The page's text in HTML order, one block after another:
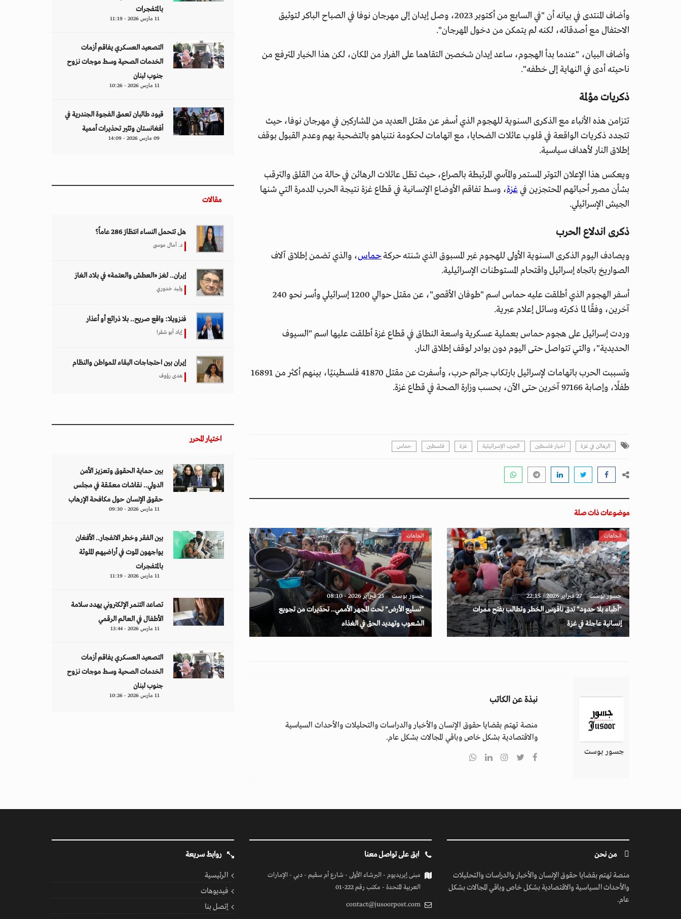
وأضاف المنتدى في بيانه أن "في السابع من أكتوبر 2023، وصل إيدان إلى مهرجان نوفا في الصباح الباكر لتوثيق
الاحتفال مع أصدقائه، لكنه لم يتمكن من دخول المهرجان".
وأضاف البيان، "عندما بدأ الهجوم، ساعد إيدان شخصين التقاهما على الفرار من المكان، لكن هذا الخيار المترفع من
ناحيته أدى في النهاية إلى خطفه".
ذكريات مؤلمة
تتزامن هذه الأنباء مع الذكرى السنوية للهجوم الذي أسفر عن مقتل العديد من المشاركين في مهرجان نوفا، حيث
تتجدد ذكريات الواقعة في قلوب عائلات الضحايا، مع اتهامات لحكومة نتنياهو بالتضحية بهم وعدم القبول بوقف
إطلاق النار لأهداف سياسية.
ويعكس هذا الإعلان التوتر المستمر والمآسي المرتبطة بالصراع، حيث تظل عائلات الرهائن في حالة من القلق والترقب
بشأن مصير أحبائهم المحتجزين فيغزة، وسط تفاقم الأوضاع الإنسانية في قطاع غزة نتيجة الحرب المدمرة التي شنها
الجيش الإسرائيلي.
ذكرى اندلاع الحرب
ويصادف اليوم الذكرى السنوية الأولى للهجوم غير المسبوق الذي شنته حركةحماس، والذي تضمن إطلاق آلاف
الصواريخ باتجاه إسرائيل واقتحام المستوطنات الإسرائيلية.
أسفر الهجوم الذي أطلقت عليه حماس اسم "طوفان الأقصى"، عن مقتل حوالي 1200 إسرائيلي وأسر نحو 240
آخرين، وفقًا لما ذكرته وسائل إعلام عبرية.
وردت إسرائيل على هجوم حماس بعملية عسكرية واسعة النطاق في قطاع غزة أطلقت عليها اسم "السيوف
الحديدية"، والتي تتواصل حتى اليوم دون بوادر لوقف إطلاق النار.
وتسببت الحرب باتهامات لإسرائيل بارتكاب جرائم حرب، وأسفرت عن مقتل 41870 فلسطينيًا، بينهم أكثر من 16891
طفلًا، وإصابة 97166 آخرين حتى الآن، بحسب وزارة الصحة في قطاع غزة.
الرهائن في غزة أخبار فلسطين الحرب الإسرائيلية غزة فلسطين حماس
موضوعات ذات صلة
اتجاهات
جسور بوست 27 فبراير 2026 - 22:15
"أطباء بلا حدود" تدق ناقوس الخطر وتطالب بفتح ممرات
إنسانية عاجلة في غزة
اتجاهات
جسور بوست 23 فبراير 2026 - 08:10
"تسليع الأرض" تحت المجهر الأممي.. تحذيرات من تجويع
الشعوب وتهديد الحق في الغذاء
جسور بوست
نبذة عن الكاتب
منصة تهتم بقضايا حقوق الإنسان والأخبار والدراسات والتحليلات والأحداث السياسية
والاقتصادية بشكل خاص وباقي المجالات بشكل عام.
بالمتفجرات
11 مارس 2026 - 11:19
التصعيد العسكري يفاقم أزمات
الخدمات الصحية وسط موجات نزوح
جنوب لبنان
11 مارس 2026 - 10:26
قيود طالبان تعمق الفجوة الجندرية في
أفغانستان وتثير تحذيرات أممية
09 مارس 2026 - 14:09
مقالات
هل تتحمل النساء انتظارَ 286 عاماً؟
د. آمال موسى
إيران.. لغز «العطش والعتمة» في بلاد الغاز
وليد خدوري
فنزويلا: واقع صريح.. بلا ذرائع أو أعذار
إياد أبو شقرا
إيران بين احتجاجات البقاء للمواطن والنظام
هدى رؤوف
اختيار المحرر
بين حماية الحقوق وتعزيز الأمن
الدولي.. نقاشات معمّقة في مجلس
حقوق الإنسان حول مكافحة الإرهاب
11 مارس 2026 - 09:30
بين الفقر وخطر الانفجار.. الأفغان
يواجهون الموت في أراضيهم الملوثة
بالمتفجرات
11 مارس 2026 - 11:19
تصاعد التنمر الإلكتروني يهدد سلامة
الأطفال في العالم الرقمي
11 مارس 2026 - 13:44
التصعيد العسكري يفاقم أزمات
الخدمات الصحية وسط موجات نزوح
جنوب لبنان
11 مارس 2026 - 10:26
من نحن
منصة تهتم بقضايا حقوق الإنسان والأخبار والدراسات والتحليلات
والأحداث السياسية والاقتصادية بشكل خاص وباقي المجالات بشكل
عام.
ابق على تواصل معنا
مبنى إيريديوم - البرشاء الأولى - شارع أم سقيم - دبي - الإمارات
العربية المتحدة - مكتب رقم 222-01
contact@jusoorpost.com
روابط سريعة
الرئيسية
فيديوهات
إتصل بنا